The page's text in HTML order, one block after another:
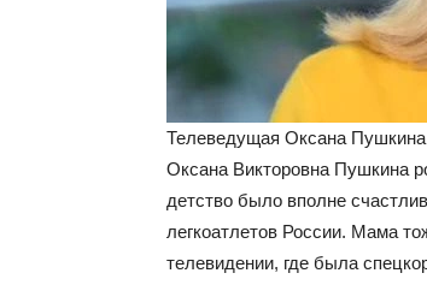
Телеведущая Оксана Пушкина
Оксана Викторовна Пушкина
детство было вполне
легкоатлетов России. Мама
телевидении, где была